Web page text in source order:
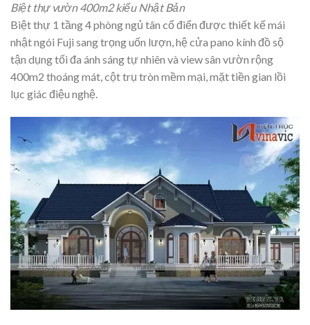
Biệt thự vườn 400m2 kiểu Nhật Bản
Biệt thự 1 tầng 4 phòng ngủ tân cổ điển được thiết kế mái
nhật ngói Fuji sang trọng uốn lượn, hệ cửa pano kính đồ sộ
tận dụng tối đa ánh sáng tự nhiên và view sân vườn rộng
400m2 thoáng mát, cột trụ tròn mềm mại, mặt tiền gian lồi
lục giác điệu nghệ.